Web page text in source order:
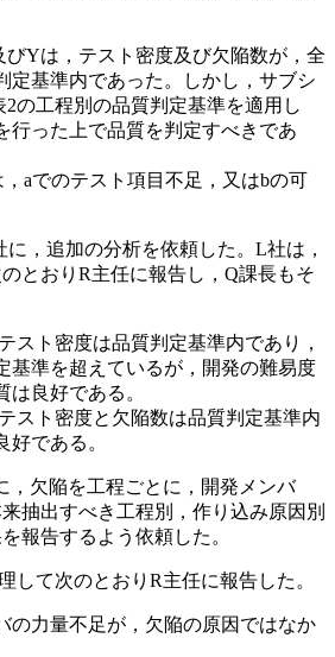
Yは，テスト密度及び欠陥数が，全
定基準内であった。しかし，サブシ
の工程別の品質判定基準を適用し
行った上で品質を判定すべきであ
aでのテスト項目不足，又はbの可
，追加の分析を依頼した。L社は，
とおりR主任に報告し，Q課長もそ
スト密度は品質判定基準内であり，
基準を超えているが，開発の難易度
は良好である。
スト密度と欠陥数は品質判定基準内
好である。
，欠陥を工程ごとに，開発メンバ
抽出すべき工程別，作り込み原因別
報告するよう依頼した。
して次のとおりR主任に報告した。
の力量不足が，欠陥の原因ではなか